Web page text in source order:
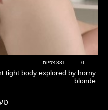
13:28
0 331 צפיות
tight body explored by horny
blonde